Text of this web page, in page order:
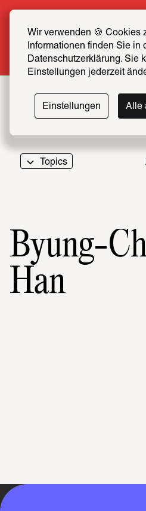
Wir verwenden 🍪 Cookies
Informationen finden Sie in
Datenschutzerklärung. Sie
Einstellungen jederzeit
Einstellungen Alle
now at
More
Topics
Byung-
Han